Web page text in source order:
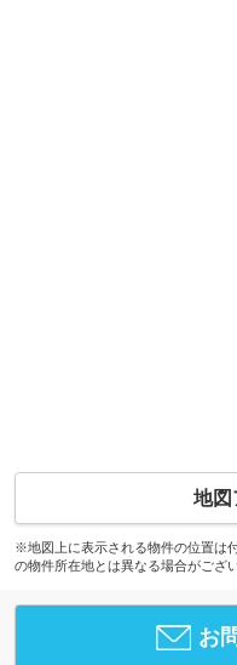
地図
※地図上に表示される物件の位置は
の物件所在地とは異なる場合がござ
お